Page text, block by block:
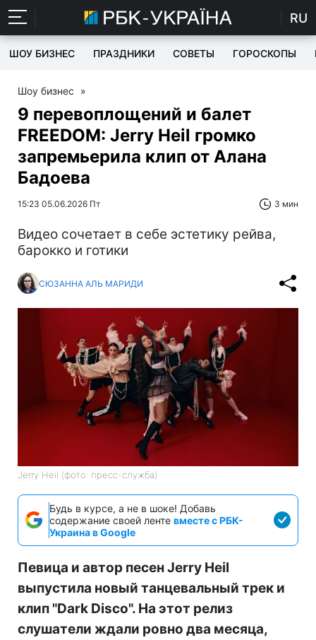
RU
ШОУ БИЗНЕС ПРАЗДНИКИ СОВЕТЫ ГОРОСКОПЫ
Шоу бизнес »
9 перевоплощений и балет
FREEDOM: Jerry Heil громко
запремьерила клип от Алана
Бадоева
15:23 05.06.2026 Пт 3 мин
Видео сочетает в себе эстетику рейва,
барокко и готики
СЮЗАННА АЛЬ МАРИДИ
Jerry Heil (фото: пресс-служба)
Будь в курсе, а не в шоке! Добавь
содержание своей ленте вместе с РБК-
Украина в Google
Певица и автор песен Jerry Heil
выпустила новый танцевальный трек и
клип "Dark Disco". На этот релиз
слушатели ждали ровно два месяца,